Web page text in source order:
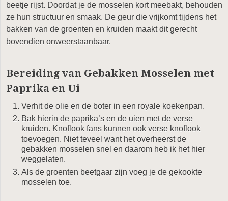
beetje rijst. Doordat je de mosselen kort meebakt, behouden
ze hun structuur en smaak. De geur die vrijkomt tijdens het
bakken van de groenten en kruiden maakt dit gerecht
bovendien onweerstaanbaar.
Bereiding van Gebakken Mosselen met
Paprika en Ui
Verhit de olie en de boter in een royale koekenpan.
Bak hierin de paprika’s en de uien met de verse
kruiden. Knoflook fans kunnen ook verse knoflook
toevoegen. Niet teveel want het overheerst de
gebakken mosselen snel en daarom heb ik het hier
weggelaten.
Als de groenten beetgaar zijn voeg je de gekookte
mosselen toe.